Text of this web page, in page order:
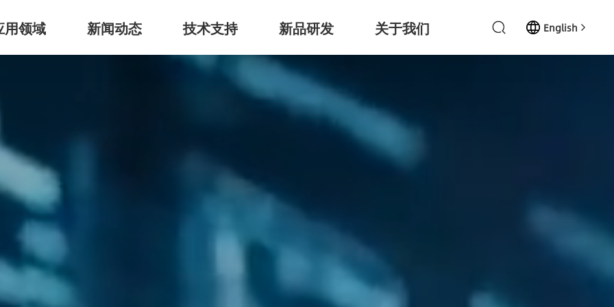
用领域 新闻动态 技术支持 新品研发 关于我们 English